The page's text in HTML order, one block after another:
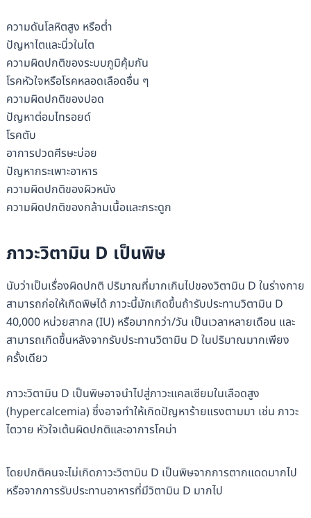
ความดันโลหิตสูง หรือต่ำ
ปัญหาไตและนิ่วในไต
ความผิดปกติของระบบภูมิคุ้มกัน
โรคหัวใจหรือโรคหลอดเลือดอื่น ๆ
ความผิดปกติของปอด
ปัญหาต่อมไทรอยด์
โรคตับ
อาการปวดศีรษะบ่อย
ปัญหากระเพาะอาหาร
ความผิดปกติของผิวหนัง
ความผิดปกติของกล้ามเนื้อและกระดูก
ภาวะวิตามิน D เป็นพิษ
นับว่าเป็นเรื่องผิดปกติ ปริมาณที่มากเกินไปของวิตามิน D ในร่างกาย
สามารถก่อให้เกิดพิษได้ ภาวะนี้มักเกิดขึ้นถ้ารับประทานวิตามิน D
40,000 หน่วยสากล (IU) หรือมากกว่า/วัน เป็นเวลาหลายเดือน และ
สามารถเกิดขึ้นหลังจากรับประทานวิตามิน D ในปริมาณมากเพียง
ครั้งเดียว
ภาวะวิตามิน D เป็นพิษอาจนำไปสู่ภาวะแคลเซียมในเลือดสูง
(hypercalcemia) ซึ่งอาจทำให้เกิดปัญหาร้ายแรงตามมา เช่น ภาวะ
ไตวาย หัวใจเต้นผิดปกติและอาการโคม่า
โดยปกติคนจะไม่เกิดภาวะวิตามิน D เป็นพิษจากการตากแดดมากไป
หรือจากการรับประทานอาหารที่มีวิตามิน D มากไป